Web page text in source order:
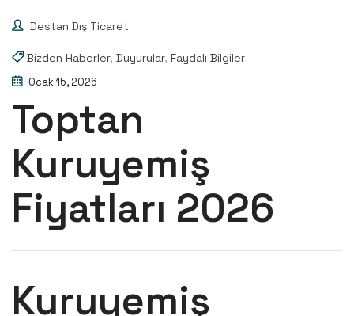
Destan Dış Ticaret
Bizden Haberler, Duyurular, Faydalı Bilgiler
Ocak 15, 2026
Toptan
Kuruyemiş
Fiyatları 2026
Kuruyemiş